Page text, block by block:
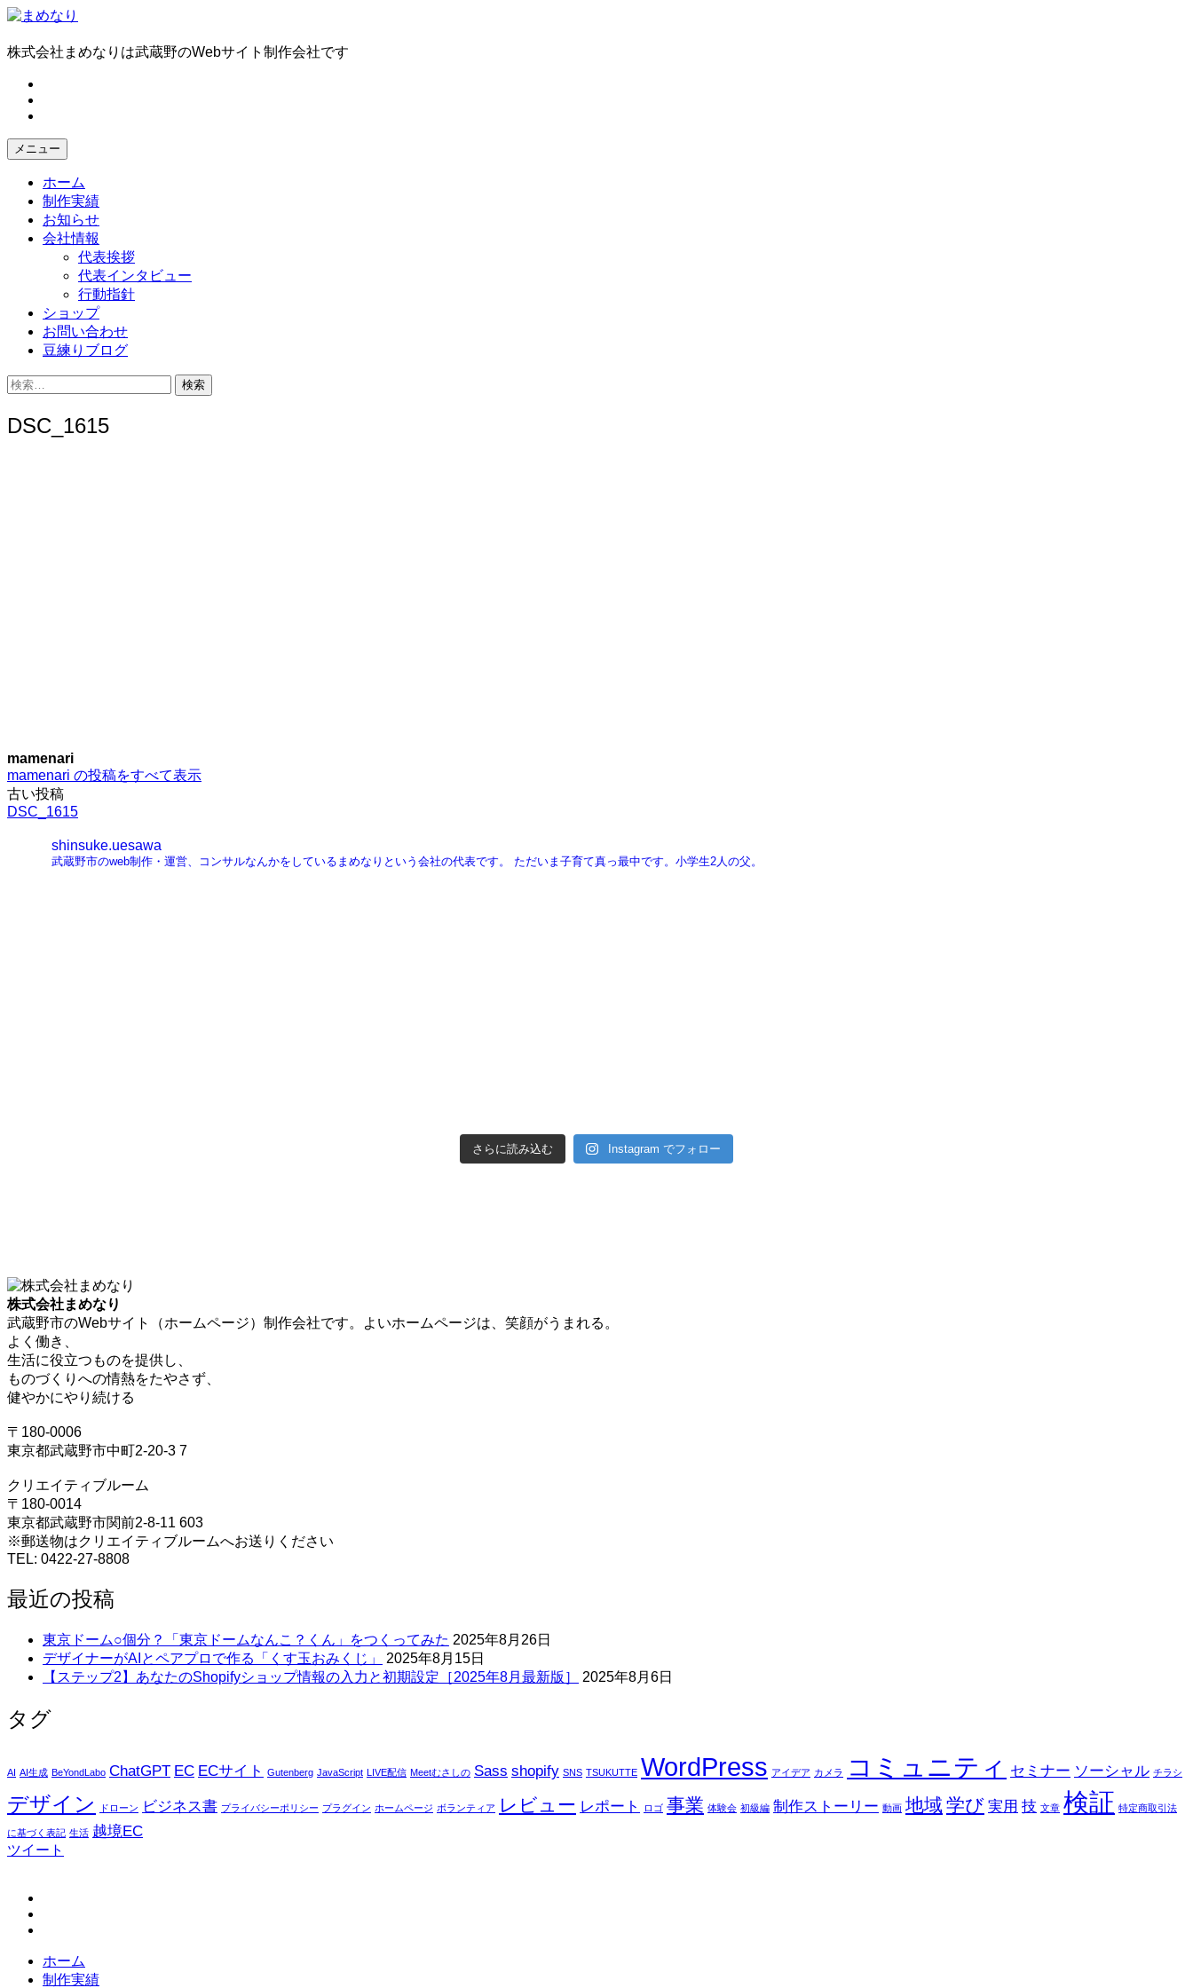
コ
テ
キ
ッ
株式会社まめなりは武蔵野のWebサイト制作会社です
メニュー
ホーム
制作実績
お知らせ
会社情報
代表挨拶
代表インタビュー
行動指針
ショップ
お問い合わせ
豆練りブログ
検
DSC_1615
mamenari
mamenari の投稿をすべて表示
投
稿
古い投稿
DSC_1615
shinsuke.uesawa
武蔵野市のweb制作・運営、コンサルなんかをしているまめなりという会社の代表です。 ただいま子育て真っ最中です。小学生2人の父。
さらに読み込む Instagram でフォロー
株式会社まめなり
武蔵野市のWebサイト（ホームページ）制作会社です。よいホームページは、笑顔がうまれる。
よく働き、
生活に役立つものを提供し、
ものづくりへの情熱をたやさず、
健やかにやり続ける
〒180-0006
東京都武蔵野市中町2-20-3 7
クリエイティブルーム
〒180-0014
東京都武蔵野市関前2-8-11 603
※郵送物はクリエイティブルームへお送りください
TEL: 0422-27-8808
最近の投稿
東京ドーム○個分？「東京ドームなんこ？くん」をつくってみた 2025年8月26日
デザイナーがAIとペアプロで作る「くす玉おみくじ」
2025年8月15日
【ステップ2】あなたのShopifyショップ情報の入力と初期設定［2025年8月最新版］
2025年8月6日
タグ
AI AI生成 BeYondLabo ChatGPT EC ECサイト Gutenberg JavaScript LIVE配信 Meetむさしの Sass shopify SNS TSUKUTTE WordPress アイデア カメラ コミュニティ セミナー ソーシャル チラシ
デザイン ドローン ビジネス書 プライバシーポリシー プラグイン ホームページ ボランティア レビュー レポート ロゴ 事業 体験会 初級編 制作ストーリー 動画 地域学び 実用 技 文章 検証 特定商取引法
に基づく表記 生活 越境EC
ツイート
ホーム
制作実績